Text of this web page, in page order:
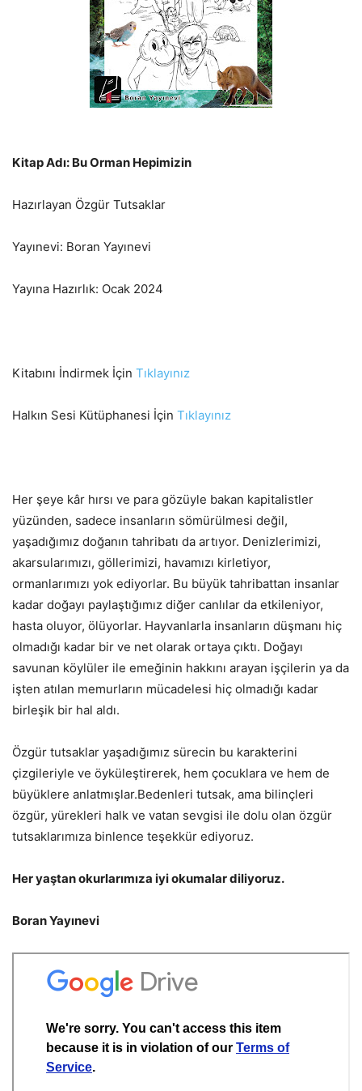
Kitap Adı: Bu Orman Hepimizin
Hazırlayan Özgür Tutsaklar
Yayınevi: Boran Yayınevi
Yayına Hazırlık: Ocak 2024
Kitabını İndirmek İçin Tıklayınız
Halkın Sesi Kütüphanesi İçin Tıklayınız
Her şeye kâr hırsı ve para gözüyle bakan kapitalistler
yüzünden, sadece insanların sömürülmesi değil,
yaşadığımız doğanın tahribatı da artıyor. Denizlerimizi,
akarsularımızı, göllerimizi, havamızı kirletiyor,
ormanlarımızı yok ediyorlar. Bu büyük tahribattan insanlar
kadar doğayı paylaştığımız diğer canlılar da etkileniyor,
hasta oluyor, ölüyorlar. Hayvanlarla insanların düşmanı hiç
olmadığı kadar bir ve net olarak ortaya çıktı. Doğayı
savunan köylüler ile emeğinin hakkını arayan işçilerin ya da
işten atılan memurların mücadelesi hiç olmadığı kadar
birleşik bir hal aldı.
Özgür tutsaklar yaşadığımız sürecin bu karakterini
çizgileriyle ve öyküleştirerek, hem çocuklara ve hem de
büyüklere anlatmışlar.Bedenleri tutsak, ama bilinçleri
özgür, yürekleri halk ve vatan sevgisi ile dolu olan özgür
tutsaklarımıza binlence teşekkür ediyoruz.
Her yaştan okurlarımıza iyi okumalar diliyoruz.
Boran Yayınevi